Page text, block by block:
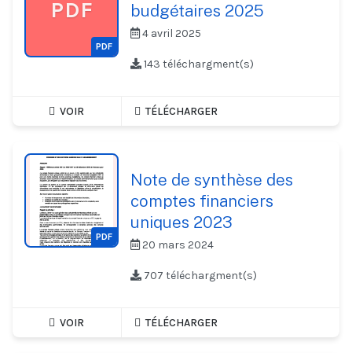
PDF
PDF budgétaires 2025
4 avril 2025
143 téléchargment(s)
VOIR TÉLÉCHARGER
PDF
Note de synthèse des
comptes financiers
uniques 2023
20 mars 2024
707 téléchargment(s)
VOIR TÉLÉCHARGER